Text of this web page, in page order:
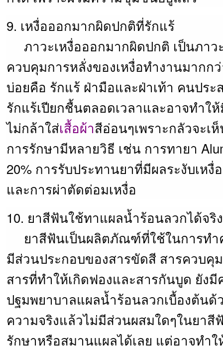
9. เหงื่อออกมากผิดปกติที่รักแร้
ภาวะเหงื่อออกมากผิดปกติ เป็นภาว
ควบคุมการหลั่งของเหงื่อทำงานมาก
บ่อยคือ รักแร้ ฝ่ามือและฝ่าเท้า คนปร
รักแร้เปียกชื้นตลอดเวลาและอาจทำใ
ไม่กล้าใส่เสื้อผ้าสีอ่อนๆเพราะกลัวจะเ
การรักษามีหลายวิธี เช่น การทายา
20% การรับประทานยาที่มีผลระงับเห
และการผ่าตัดต่อมเหงื่อ
10. ยาสีฟันใช้ทาแผลน้ำร้อนลวกได้จริ
ยาสีฟันเป็นผลิตภัณฑ์ที่ใช้ในการทำ
มีส่วนประกอบของสารขัดสี สารควบคุ
สารที่ทำให้เกิดฟองและสารกันบูด ยัง
ปฐมพยาบาลแผลน้ำร้อนลวกเบื้องต้น
ความจริงแล้วไม่มีส่วนผสมใดๆในยา
รักษาหรือสมานแผลได้เลย แต่อาจทำ